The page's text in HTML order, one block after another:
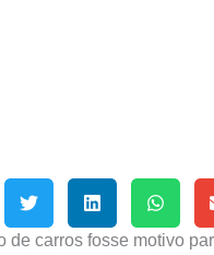
de carros fosse motivo